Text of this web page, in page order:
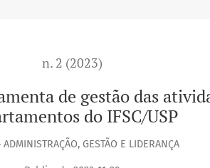
n. 2 (2023)
de gestão das
do IFSC/USP
ADMINISTRAÇÃO, GESTÃO E LIDERANÇA